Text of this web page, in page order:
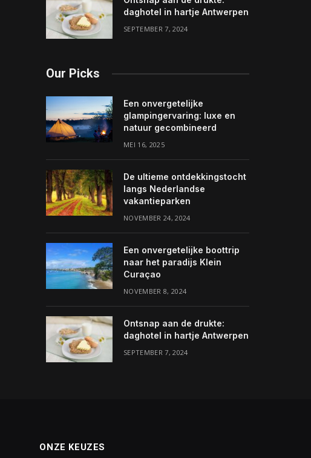
daghotel in hartje Antwerpen
SEPTEMBER 7, 2024
Our Picks
Een onvergetelijke
glampingervaring: luxe en
natuur gecombineerd
MEI 16, 2025
De ultieme ontdekkingstocht
langs Nederlandse
vakantieparken
NOVEMBER 24, 2024
Een onvergetelijke boottrip
naar het paradijs Klein
Curaçao
NOVEMBER 8, 2024
Ontsnap aan de drukte:
daghotel in hartje Antwerpen
SEPTEMBER 7, 2024
ONZE KEUZES